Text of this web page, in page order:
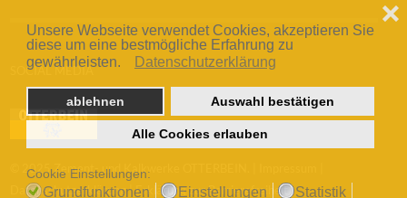
Unsere Webseite verwendet Cookies, akzeptieren Sie
diese um eine bestmögliche Erfahrung zu
gewährleisten.
Datenschutzerklärung
ablehnen Auswahl bestätigen
Alle Cookies erlauben
❌
Cookie Einstellungen:
Grundfunktionen Einstellungen Statistik
SOCIAL MEDIA
© 2025 Zement- und Kalkwerke OTTERBEIN. |
Datenschutzerklärung|Erklärung zur Barrierefreiheit